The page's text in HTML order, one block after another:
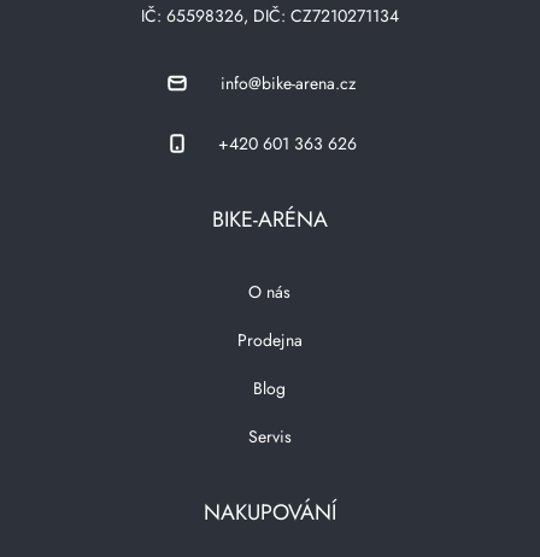
IČ: 65598326, DIČ: CZ7210271134
info@bike-arena.cz
+420 601 363 626
BIKE-ARÉNA
O nás
Prodejna
Blog
Servis
NAKUPOVÁNÍ